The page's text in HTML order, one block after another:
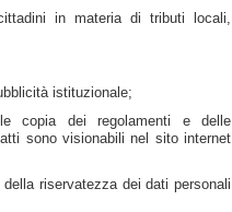
in materia di tributi locali,
istituzionale;
copia dei regolamenti e delle
sono visionabili nel sito internet
riservatezza dei dati personali